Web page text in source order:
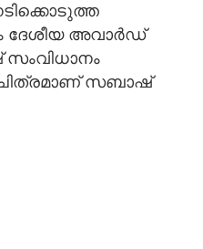
ദേശീയ അവാർഡ്
സംവിധാനം
സബാഷ്‌